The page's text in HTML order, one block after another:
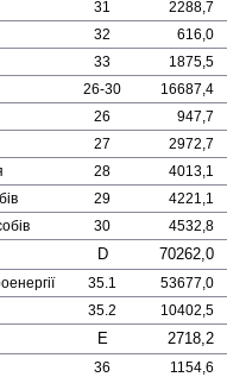
31 2288,7
32 616,0
33 1875,5
26-30 16687,4
26 947,7
27 2972,7
28 4013,1
29 4221,1
30 4532,8
D 70262,0
35.1 53677,0
35.2 10402,5
E 2718,2
36 1154,6